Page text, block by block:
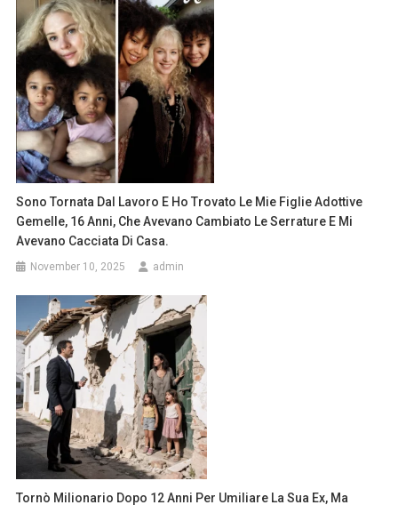
Sono Tornata Dal Lavoro E Ho Trovato Le Mie Figlie Adottive
Gemelle, 16 Anni, Che Avevano Cambiato Le Serrature E Mi
Avevano Cacciata Di Casa.
November 10, 2025 admin
Tornò Milionario Dopo 12 Anni Per Umiliare La Sua Ex, Ma